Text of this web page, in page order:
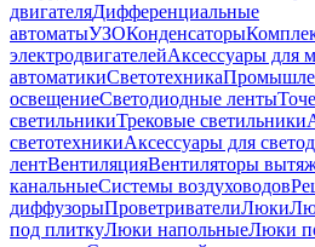
двигателяДифференциальные
автоматыУЗОКонденсаторы
электродвигателейАксессуары для
автоматикиСветотехника
освещениеСветодиодные ленты
светильникиТрековые светильники
светотехникиАксессуары для
лентВентиляцияВентиляторы
канальныеСистемы воздуховодов
диффузорыПроветривателиЛюки
под плиткуЛюки напольныеЛюки